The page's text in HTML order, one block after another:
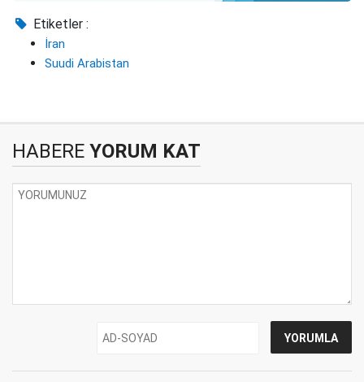
Etiketler :
İran
Suudi Arabistan
HABERE YORUM KAT